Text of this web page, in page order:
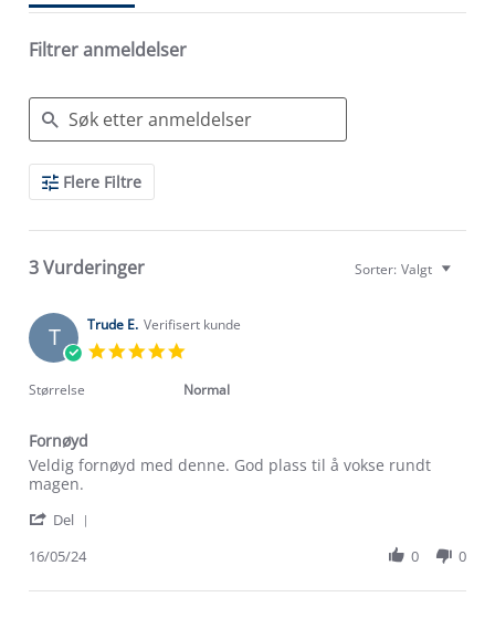
Filtrer anmeldelser
Search
ReviewsFlere Filtre
3 Vurderinger Sorter: Valgt
T Trude E. Verifisert kunde
rating
Størrelse Normal
Fornøyd
Review
by
E.
16
2024
review
stating
Veldig fornøyd med denne. God plass til å vokse rundt
magen.
Del
Trude
16/05/24 0 0